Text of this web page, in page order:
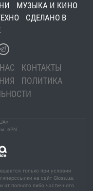
МУЗЫКА И КИНО
СДЕЛАНО В
КОНТАКТЫ
ПОЛИТИКА
ePN
только при условии
на сайт Gloss.ua.
от полного либо частичного